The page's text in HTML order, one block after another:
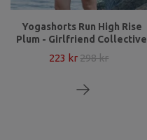
Yogashorts Run High Rise
Plum - Girlfriend Collective
223 kr 298 kr